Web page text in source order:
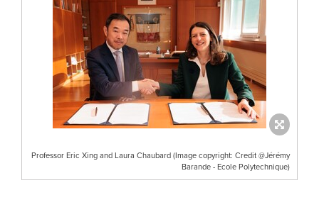
Professor Eric Xing and Laura Chaubard (Image copyright: Credit @Jérémy
Barande - Ecole Polytechnique)